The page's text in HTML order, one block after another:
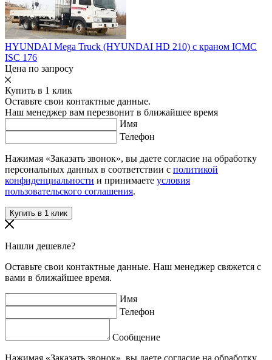
HYUNDAI Mega Truck (HYUNDAI HD 210) c краном ICMC
ISC 176
Цена по запросу
Купить в 1 клик
Оставьте свои контактные данные.
Наш менеджер вам перезвонит в ближайшее время
Имя
Телефон
Нажимая «Заказать звонок», вы даете согласие на обработку
персональных данных в соответствии с политикой
конфиденциальности и принимаете условия
пользовательского соглашения.
Нашли дешевле?
Оставьте свои контактные данные. Наш менеджер свяжется с
вами в ближайшее время.
Имя
Телефон
Сообщение
Нажимая «Заказать звонок», вы даете согласие на обработку